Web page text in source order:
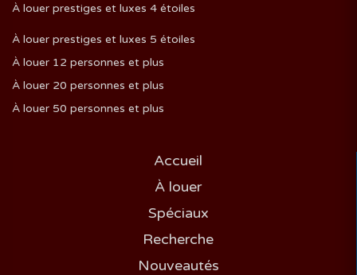
À louer prestiges et luxes 4 étoiles
À louer prestiges et luxes 5 étoiles
À louer 12 personnes et plus
À louer 20 personnes et plus
À louer 50 personnes et plus
Accueil
À louer
Spéciaux
Recherche
Nouveautés